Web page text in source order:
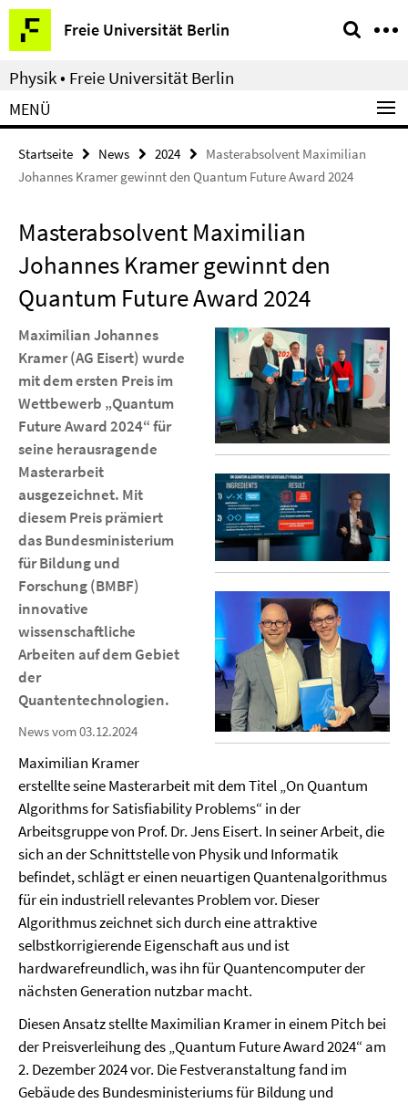
Springe
direkt
zu
Inhalt
Freie Universität Berlin
Service-
Navigation
Physik • Freie Universität Berlin
MENÜ
Startseite News 2024
Masterabsolvent Maximilian
Johannes Kramer gewinnt den Quantum Future Award 2024
Masterabsolvent Maximilian
Johannes Kramer gewinnt den
Quantum Future Award 2024
Maximilian Johannes
Kramer (AG Eisert) wurde
mit dem ersten Preis im
Wettbewerb „Quantum
Future Award 2024“ für
seine herausragende
Masterarbeit
ausgezeichnet. Mit
diesem Preis prämiert
das Bundesministerium
für Bildung und
Forschung (BMBF)
innovative
wissenschaftliche
Arbeiten auf dem Gebiet
der
Quantentechnologien.
News vom 03.12.2024
Maximilian Kramer
erstellte seine Masterarbeit mit dem Titel „On Quantum
Algorithms for Satisfiability Problems“ in der
Arbeitsgruppe von Prof. Dr. Jens Eisert. In seiner Arbeit, die
sich an der Schnittstelle von Physik und Informatik
befindet, schlägt er einen neuartigen Quantenalgorithmus
für ein industriell relevantes Problem vor. Dieser
Algorithmus zeichnet sich durch eine attraktive
selbstkorrigierende Eigenschaft aus und ist
hardwarefreundlich, was ihn für Quantencomputer der
nächsten Generation nutzbar macht.
Diesen Ansatz stellte Maximilian Kramer in einem Pitch bei
der Preisverleihung des „Quantum Future Award 2024“ am
2. Dezember 2024 vor. Die Festveranstaltung fand im
Gebäude des Bundesministeriums für Bildung und